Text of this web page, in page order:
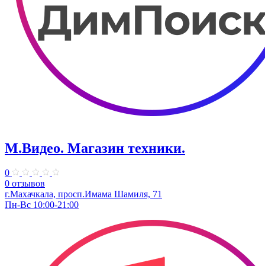
М.Видео. Магазин техники.
0
0 отзывов
г.Махачкала, просп.Имама Шамиля, 71
Пн-Вс 10:00-21:00